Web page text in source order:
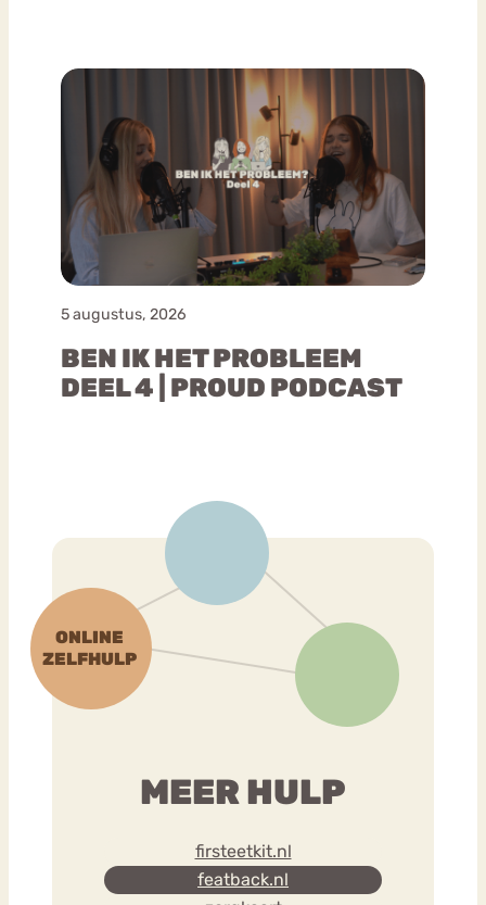
5 augustus, 2026
BEN IK HET PROBLEEM
DEEL 4 | PROUD PODCAST
MEER HULP
firsteetkit.nl
featback.nl